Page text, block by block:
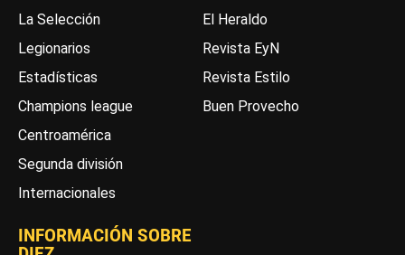
La Selección
Legionarios
Estadísticas
Champions league
Centroamérica
Segunda división
Internacionales
El Heraldo
Revista EyN
Revista Estilo
Buen Provecho
INFORMACIÓN SOBRE